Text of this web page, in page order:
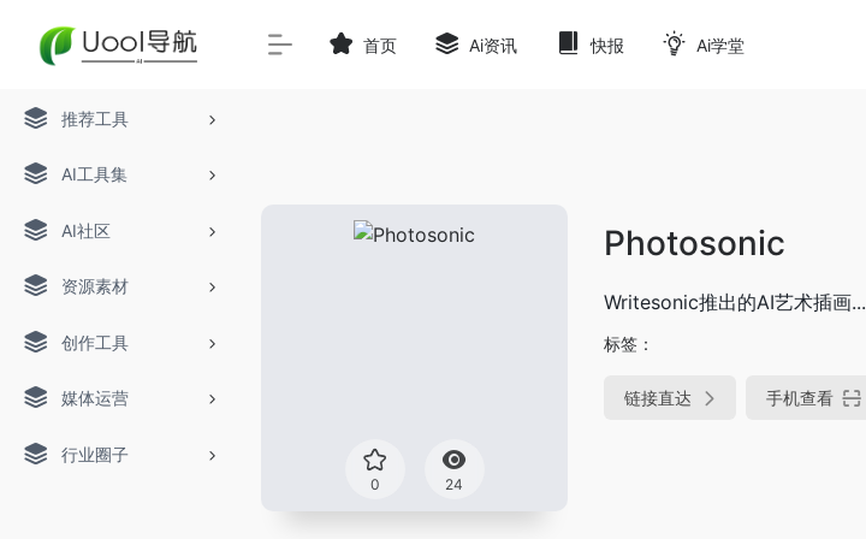
推荐工具
AI工具集
AI社区
资源素材
创作工具
媒体运营
行业圈子
首页 Ai资讯 快报 Ai学堂
0 24
Photosonic
Writesonic推出的AI艺术插画...
标签：
链接直达 手机查看